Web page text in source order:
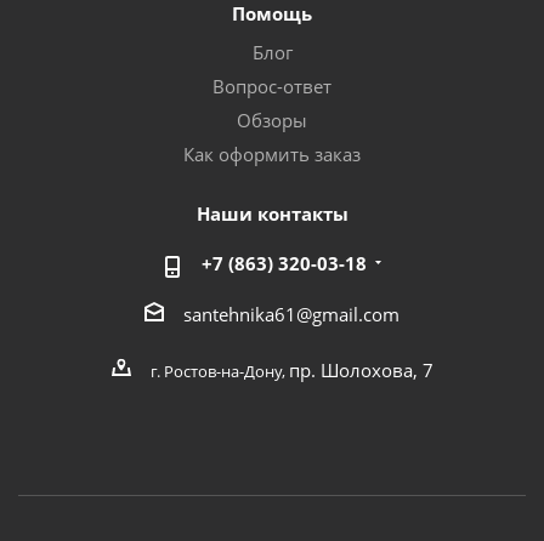
Помощь
Блог
Вопрос-ответ
Обзоры
Как оформить заказ
Наши контакты
+7 (863) 320-03-18
santehnika61@gmail.com
г. Ростов-на-Дону, пр. Шолохова, 7